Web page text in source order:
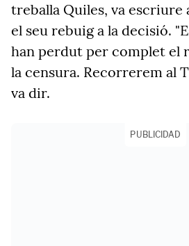
treballa Quiles, va escriure
el seu rebuig a la decisió.
han perdut per complet el
la censura. Recorrerem al
va dir.
PUBLICIDAD